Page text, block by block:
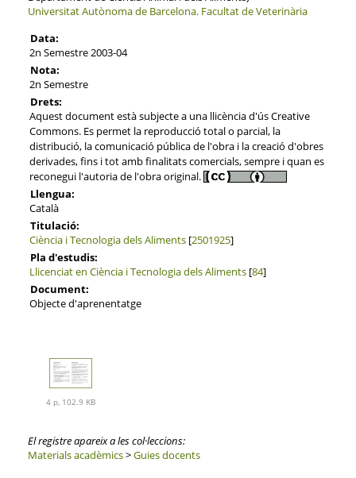
Universitat Autònoma de Barcelona. Facultat de Veterinària
Data:
2n Semestre 2003-04
Nota:
2n Semestre
Drets:
Aquest document està subjecte a una llicència d'ús Creative
Commons. Es permet la reproducció total o parcial, la
distribució, la comunicació pública de l'obra i la creació d'obres
derivades, fins i tot amb finalitats comercials, sempre i quan es
reconegui l'autoria de l'obra original.
Llengua:
Català
Titulació:
Ciència i Tecnologia dels Aliments[2501925]
Pla d'estudis:
Llicenciat en Ciència i Tecnologia dels Aliments[84]
Document:
Objecte d'aprenentatge
4 p, 102.9 KB
El registre apareix a les col·leccions:
Materials acadèmics>Guies docents